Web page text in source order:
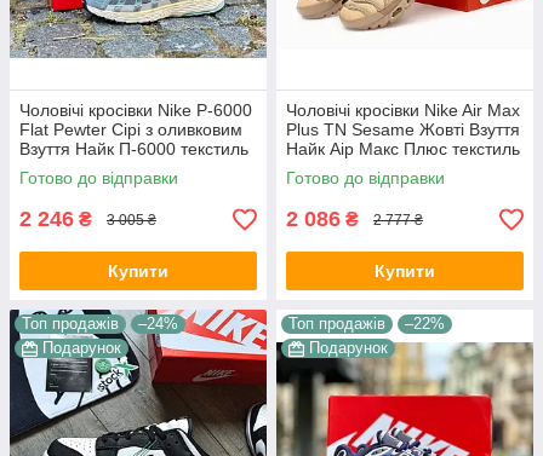
Чоловічі кросівки Nike P-6000
Flat Pewter Сірі з оливковим
Взуття Найк П-6000 текстиль
сітка повсякденні демісезон
Готово до відправки
2 246 ₴ 3 005 ₴
Купити
Чоловічі кросівки Nike Air Max
Plus TN Sesame Жовті Взуття
Найк Аір Макс Плюс текстиль
шкіра демісезон
Готово до відправки
2 086 ₴ 2 777 ₴
Купити
Топ продажів
–24%
Подарунок
Топ продажів
–22%
Подарунок